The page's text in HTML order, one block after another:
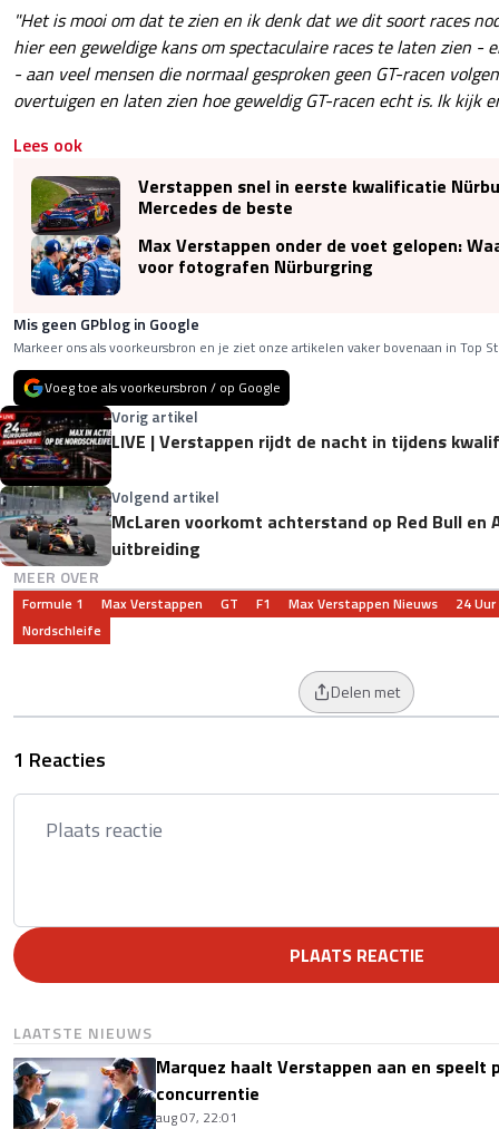
"Het is mooi om dat te zien en ik denk dat we dit soort races
hier een geweldige kans om spectaculaire races te laten zien -
- aan veel mensen die normaal gesproken geen GT-racen
overtuigen en laten zien hoe geweldig GT-racen echt is. Ik kijk
Lees ook
Verstappen snel in eerste kwalificatie
Mercedes de beste
Max Verstappen onder de voet gelopen:
voor fotografen Nürburgring
Mis geen GPblog in Google
Markeer ons als voorkeursbron en je ziet onze artikelen vaker bovenaan in Top
Voeg toe als voorkeursbron / op Google
Vorig artikel
LIVE | Verstappen rijdt de nacht in tijdens
Volgend artikel
McLaren voorkomt achterstand op Red Bull
uitbreiding
MEER OVER
Formule 1 Max Verstappen GT F1 Max Verstappen Nieuws
24
Nordschleife
Delen met
1 Reacties
PLAATS REACTIE
LAATSTE NIEUWS
Marquez haalt Verstappen aan en speelt
concurrentie
aug 07, 22:01